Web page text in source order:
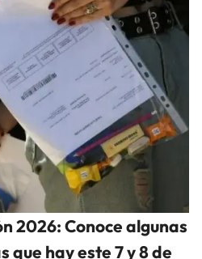
2026: Conoce algunas
hay este 7 y 8 de